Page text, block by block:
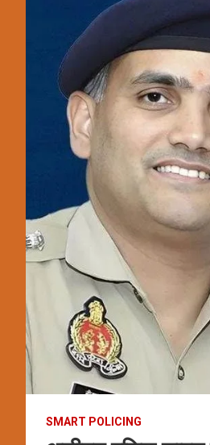
SMART POLICING